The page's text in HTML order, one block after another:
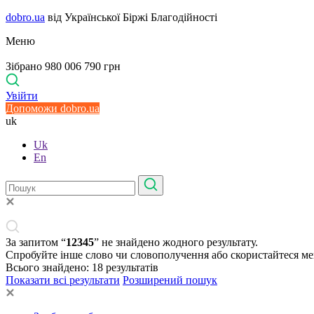
dobro.ua від Української Біржі Благодійності
Меню
Зібрано 980 006 790 грн
Увійти
Допоможи dobro.ua
uk
Uk
En
За запитом “12345” не знайдено жодного результату.
Спробуйте інше слово чи словополучення або скористайтеся
Всього знайдено: 18 результатів
Показати всі результати Розширений пошук